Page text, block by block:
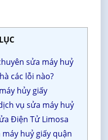
sửa máy huỷ
các lỗi nào?
hủy giấy
vụ sửa máy huỷ
Điện Tử Limosa
huỷ giấy quận